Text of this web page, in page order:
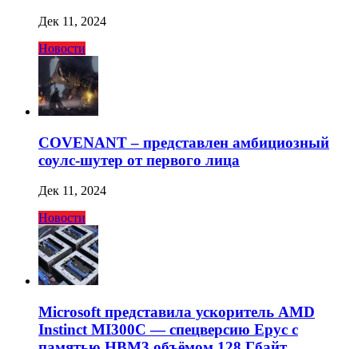
Дек 11, 2024
Новости
COVENANT – представлен амбициозный
соулс-шутер от первого лица
Дек 11, 2024
Новости
Microsoft представила ускоритель AMD
Instinct MI300C — спецверсию Epyc с